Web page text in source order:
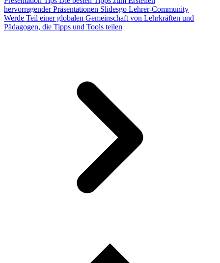
hervorragender Präsentationen Slidesgo Lehrer-Community
Werde Teil einer globalen Gemeinschaft von Lehrkräften und
Pädagogen, die Tipps und Tools teilen